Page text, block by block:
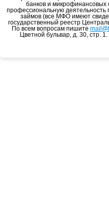
банков и
профессиональную деятельность
займов (все МФО имеют
государственный реестр
По всем вопросам пишите
Цветной бульвар, д. 30, стр.